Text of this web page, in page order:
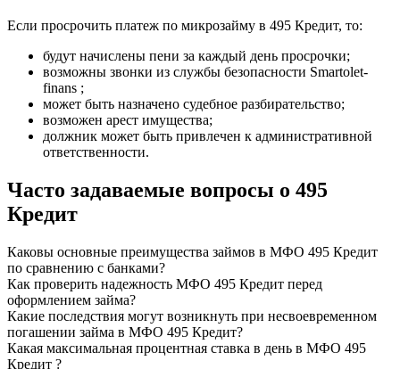
Если просрочить платеж по микрозайму в 495 Кредит, то:
будут начислены пени за каждый день просрочки;
возможны звонки из службы безопасности Smartolet-
finans ;
может быть назначено судебное разбирательство;
возможен арест имущества;
должник может быть привлечен к административной
ответственности.
Часто задаваемые вопросы о 495
Кредит
Каковы основные преимущества займов в МФО 495 Кредит
по сравнению с банками?
Как проверить надежность МФО 495 Кредит перед
оформлением займа?
Какие последствия могут возникнуть при несвоевременном
погашении займа в МФО 495 Кредит?
Какая максимальная процентная ставка в день в МФО 495
Кредит ?